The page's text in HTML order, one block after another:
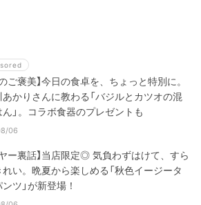
のご褒美】今日の食卓を、ちょっと特別に。
かりさんに教わる「バジルとカツオの混
」。コラボ食器のプレゼントも
06
ヤー裏話】当店限定◎ 気負わずはけて、すら
れい。晩夏から楽しめる「秋色イージータ
ツ」が新登場！